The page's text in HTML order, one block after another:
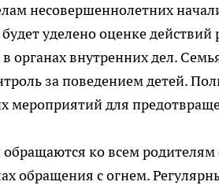
несовершеннолетних
уделено оценке
в органах внутренних дел.
за поведением детей.
мероприятий для
ко всем
обращения с огнем.